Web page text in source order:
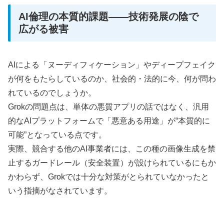
AI倫理の本質的課題——技術発展の陰で
広がる被害
AIによる「ヌーディフィケーション」やディープフェイク
が何をもたらしているのか、社会的・法的に今、何が問わ
れているのでしょうか。
Grokの問題点は、単体の悪質アプリの話ではなく、汎用
的なAIプラットフォームで「悪意ある用途」が“本質的に
可能”となっている点です。
実際、競合する他のAI事業者には、この種の画像生成を禁
止するガードレール（安全装置）が設けられているにもか
かわらず、Grokでは十分な対策がとられていなかったと
いう指摘がなされています。